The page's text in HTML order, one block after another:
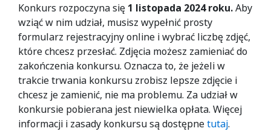
Konkurs rozpoczyna się 1 listopada 2024 roku.Aby
wziąć w nim udział, musisz wypełnić prosty
formularz rejestracyjny online i wybrać liczbę zdjęć,
które chcesz przesłać. Zdjęcia możesz zamieniać do
zakończenia konkursu. Oznacza to, że jeżeli w
trakcie trwania konkursu zrobisz lepsze zdjęcie i
chcesz je zamienić, nie ma problemu. Za udział w
konkursie pobierana jest niewielka opłata. Więcej
informacji i zasady konkursu są dostępnetutaj.